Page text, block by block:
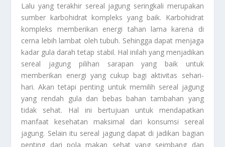
Lalu yang terakhir sereal jagung seringkali merupakan
sumber karbohidrat kompleks yang baik. Karbohidrat
kompleks memberikan energi tahan lama karena di
cerna lebih lambat oleh tubuh. Sehingga dapat menjaga
kadar gula darah tetap stabil. Hal inilah yang menjadikan
sereal jagung pilihan sarapan yang baik untuk
memberikan energi yang cukup bagi aktivitas sehari-
hari. Akan tetapi penting untuk memilih sereal jagung
yang rendah gula dan bebas bahan tambahan yang
tidak sehat. Hal ini bertujuan untuk mendapatkan
manfaat kesehatan maksimal dari konsumsi sereal
jagung. Selain itu sereal jagung dapat di jadikan bagian
penting dari pola makan sehat yang seimbang dan